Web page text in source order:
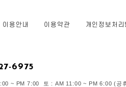
이용안내 이용약관 개인정보처리
6975
~ PM 7:00 토 : AM 11:00 ~ PM 6:00 (공